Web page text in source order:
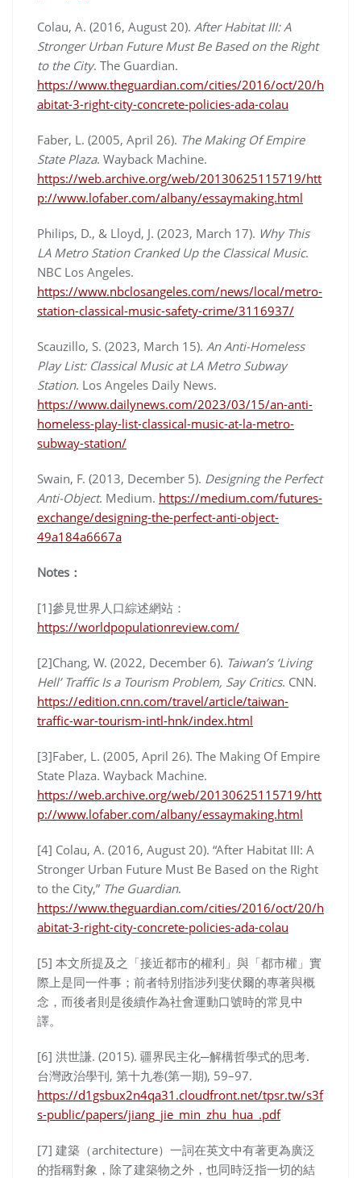
Colau, A. (2016, August 20). After Habitat III: A
Stronger Urban Future Must Be Based on the Right
to the City. The Guardian.
https://www.theguardian.com/cities/2016/oct/20/h
abitat-3-right-city-concrete-policies-ada-colau
Faber, L. (2005, April 26). The Making Of Empire
State Plaza. Wayback Machine.
https://web.archive.org/web/20130625115719/htt
p://www.lofaber.com/albany/essaymaking.html
Philips, D., & Lloyd, J. (2023, March 17). Why This
LA Metro Station Cranked Up the Classical Music.
NBC Los Angeles.
https://www.nbclosangeles.com/news/local/metro-
station-classical-music-safety-crime/3116937/
Scauzillo, S. (2023, March 15). An Anti-Homeless
Play List: Classical Music at LA Metro Subway
Station. Los Angeles Daily News.
https://www.dailynews.com/2023/03/15/an-anti-
homeless-play-list-classical-music-at-la-metro-
subway-station/
Swain, F. (2013, December 5). Designing the Perfect
Anti-Object. Medium. https://medium.com/futures-
exchange/designing-the-perfect-anti-object-
49a184a6667a
Notes：
[1]參見世界人口綜述網站：
https://worldpopulationreview.com/
[2]Chang, W. (2022, December 6). Taiwan’s ‘Living
Hell’ Traffic Is a Tourism Problem, Say Critics. CNN.
https://edition.cnn.com/travel/article/taiwan-
traffic-war-tourism-intl-hnk/index.html
[3]Faber, L. (2005, April 26). The Making Of Empire
State Plaza. Wayback Machine.
https://web.archive.org/web/20130625115719/htt
p://www.lofaber.com/albany/essaymaking.html
[4] Colau, A. (2016, August 20). “After Habitat III: A
Stronger Urban Future Must Be Based on the Right
to the City,” The Guardian.
https://www.theguardian.com/cities/2016/oct/20/h
abitat-3-right-city-concrete-policies-ada-colau
[5] 本文所提及之「接近都市的權利」與「都市權」實
際上是同一件事；前者特別指涉列斐伏爾的專著與概
念，而後者則是後續作為社會運動口號時的常見中
譯。
[6] 洪世謙. (2015). 疆界民主化─解構哲學式的思考.
台灣政治學刊, 第十九卷(第一期), 59–97.
https://d1gsbux2n4qa31.cloudfront.net/tpsr.tw/s3f
s-public/papers/jiang_jie_min_zhu_hua_.pdf
[7] 建築（architecture）一詞在英文中有著更為廣泛
的指稱對象，除了建築物之外，也同時泛指一切的結